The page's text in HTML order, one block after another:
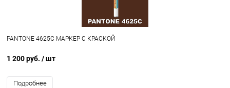
PANTONE 4625C МАРКЕР С КРАСКОЙ
1 200 руб. / шт
Подробнее